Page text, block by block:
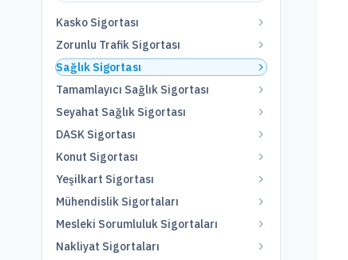
Kasko Sigortası
Zorunlu Trafik Sigortası
Sağlık Sigortası
Tamamlayıcı Sağlık Sigortası
Seyahat Sağlık Sigortası
DASK Sigortası
Konut Sigortası
Yeşilkart Sigortası
Mühendislik Sigortaları
Mesleki Sorumluluk Sigortaları
Nakliyat Sigortaları